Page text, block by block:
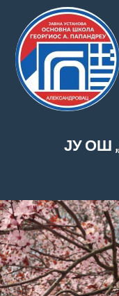
ЈУ ОШ